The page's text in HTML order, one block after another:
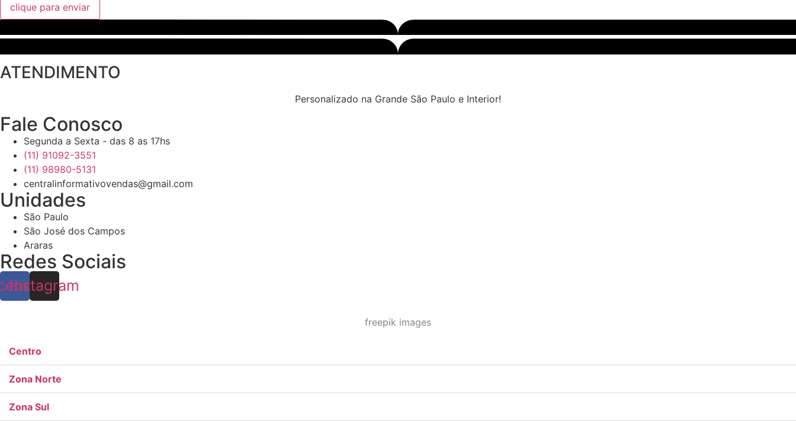
clique para enviar
ATENDIMENTO
Personalizado na Grande São Paulo e Interior!
Fale Conosco
Segunda a Sexta - das 8 as 17hs
(11) 91092-3551
(11) 98980-5131
centralinformativovendas@gmail.com
Unidades
São Paulo
São José dos Campos
Araras
Redes Sociais
Instagram
freepik images
Centro
Zona Norte
Zona Sul